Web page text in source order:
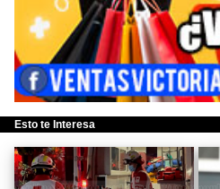
Esto te Interesa